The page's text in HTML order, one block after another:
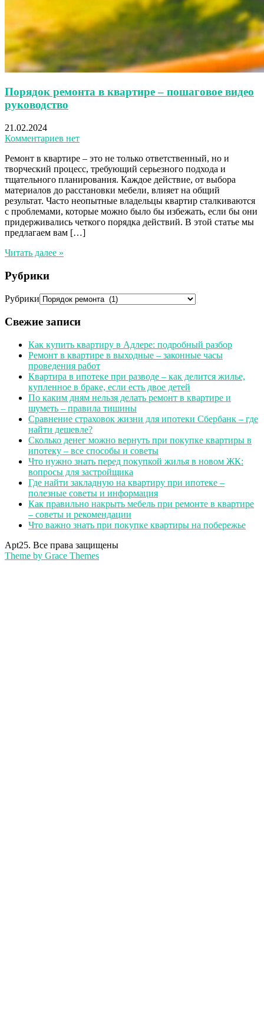
Порядок ремонта в квартире – пошаговое видео
руководство
21.02.2024
Комментариев нет
Ремонт в квартире – это не только ответственный, но и
творческий процесс, требующий серьезного подхода и
тщательного планирования. Каждое действие, от выбора
материалов до расстановки мебели, влияет на общий
результат. Часто неопытные владельцы квартир сталкиваются
с проблемами, которые можно было бы избежать, если бы они
придерживались четкого порядка действий. В этой статье мы
предлагаем вам […]
Читать далее »
Рубрики
Рубрики
Свежие записи
Как купить квартиру в Адлере: подробный разбор
Ремонт в квартире в выходные – законные часы
проведения работ
Квартира в ипотеке при разводе – как делится жилье,
купленное в браке, если есть двое детей
По каким дням нельзя делать ремонт в квартире и
шуметь – правила тишины
Сравнение страховок жизни для ипотеки Сбербанк – где
найти дешевле?
Сколько денег можно вернуть при покупке квартиры в
ипотеку – все способы и советы
Что нужно знать перед покупкой жилья в новом ЖК:
вопросы для застройщика
Где найти закладную на квартиру при ипотеке –
полезные советы и информация
Как правильно накрыть мебель при ремонте в квартире
– советы и рекомендации
Что важно знать при покупке квартиры на побережье
Apt25. Все права защищены
Theme by Grace Themes